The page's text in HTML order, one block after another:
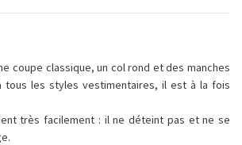
coupe classique, un col rond et des manches
tous les styles vestimentaires, il est à la fois
très facilement : il ne déteint pas et ne se